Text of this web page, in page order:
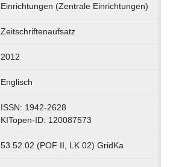
Einrichtungen (Zentrale Einrichtungen)
Zeitschriftenaufsatz
2012
Englisch
ISSN: 1942-2628
KITopen-ID: 120087573
53.52.02 (POF II, LK 02) GridKa